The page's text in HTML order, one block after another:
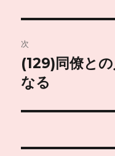
ビ
ゲ
ー
シ
投
稿:
次
次
の
稿:
(129)同僚と
なる